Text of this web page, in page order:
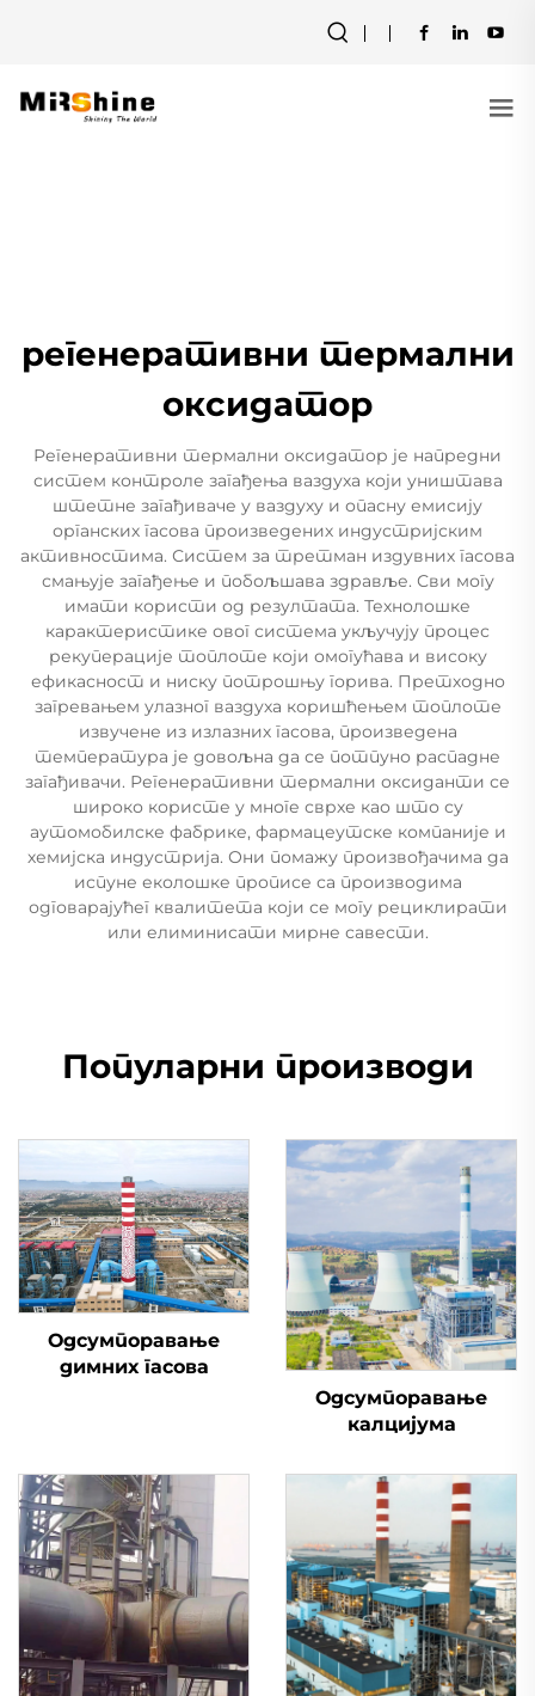
регенеративни термални
оксидатор
Регенеративни термални оксидатор је напредни
систем контроле загађења ваздуха који уништава
штетне загађиваче у ваздуху и опасну емисију
органских гасова произведених индустријским
активностима. Систем за третман издувних гасова
смањује загађење и побољшава здравље. Сви могу
имати користи од резултата. Технолошке
карактеристике овог система укључују процес
рекуперације топлоте који омогућава и високу
ефикасност и ниску потрошњу горива. Претходно
загревањем улазног ваздуха коришћењем топлоте
извучене из излазних гасова, произведена
температура је довољна да се потпуно распадне
загађивачи. Регенеративни термални оксиданти се
широко користе у многе сврхе као што су
аутомобилске фабрике, фармацеутске компаније и
хемијска индустрија. Они помажу произвођачима да
испуне еколошке прописе са производима
одговарајућег квалитета који се могу рециклирати
или елиминисати мирне савести.
Популарни производи
Одсумпоравање
димних гасова
Одсумпоравање
калцијума